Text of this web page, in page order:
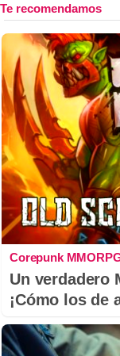
Corepunk
Un verdadero
¡Cómo los de